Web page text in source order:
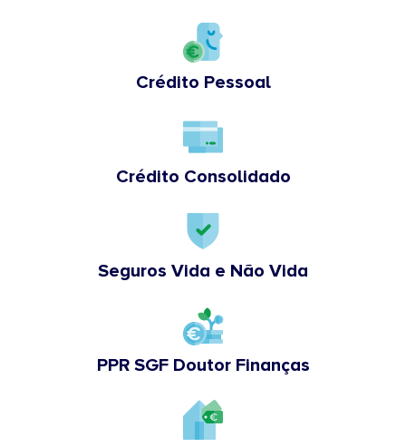
Crédito Pessoal
Crédito Consolidado
Seguros Vida e Não Vida
PPR SGF Doutor Finanças